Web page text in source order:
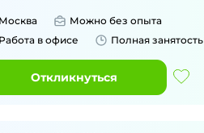
Москва
Можно без опыта
Работа в офисе
Полная занятость
Откликнуться